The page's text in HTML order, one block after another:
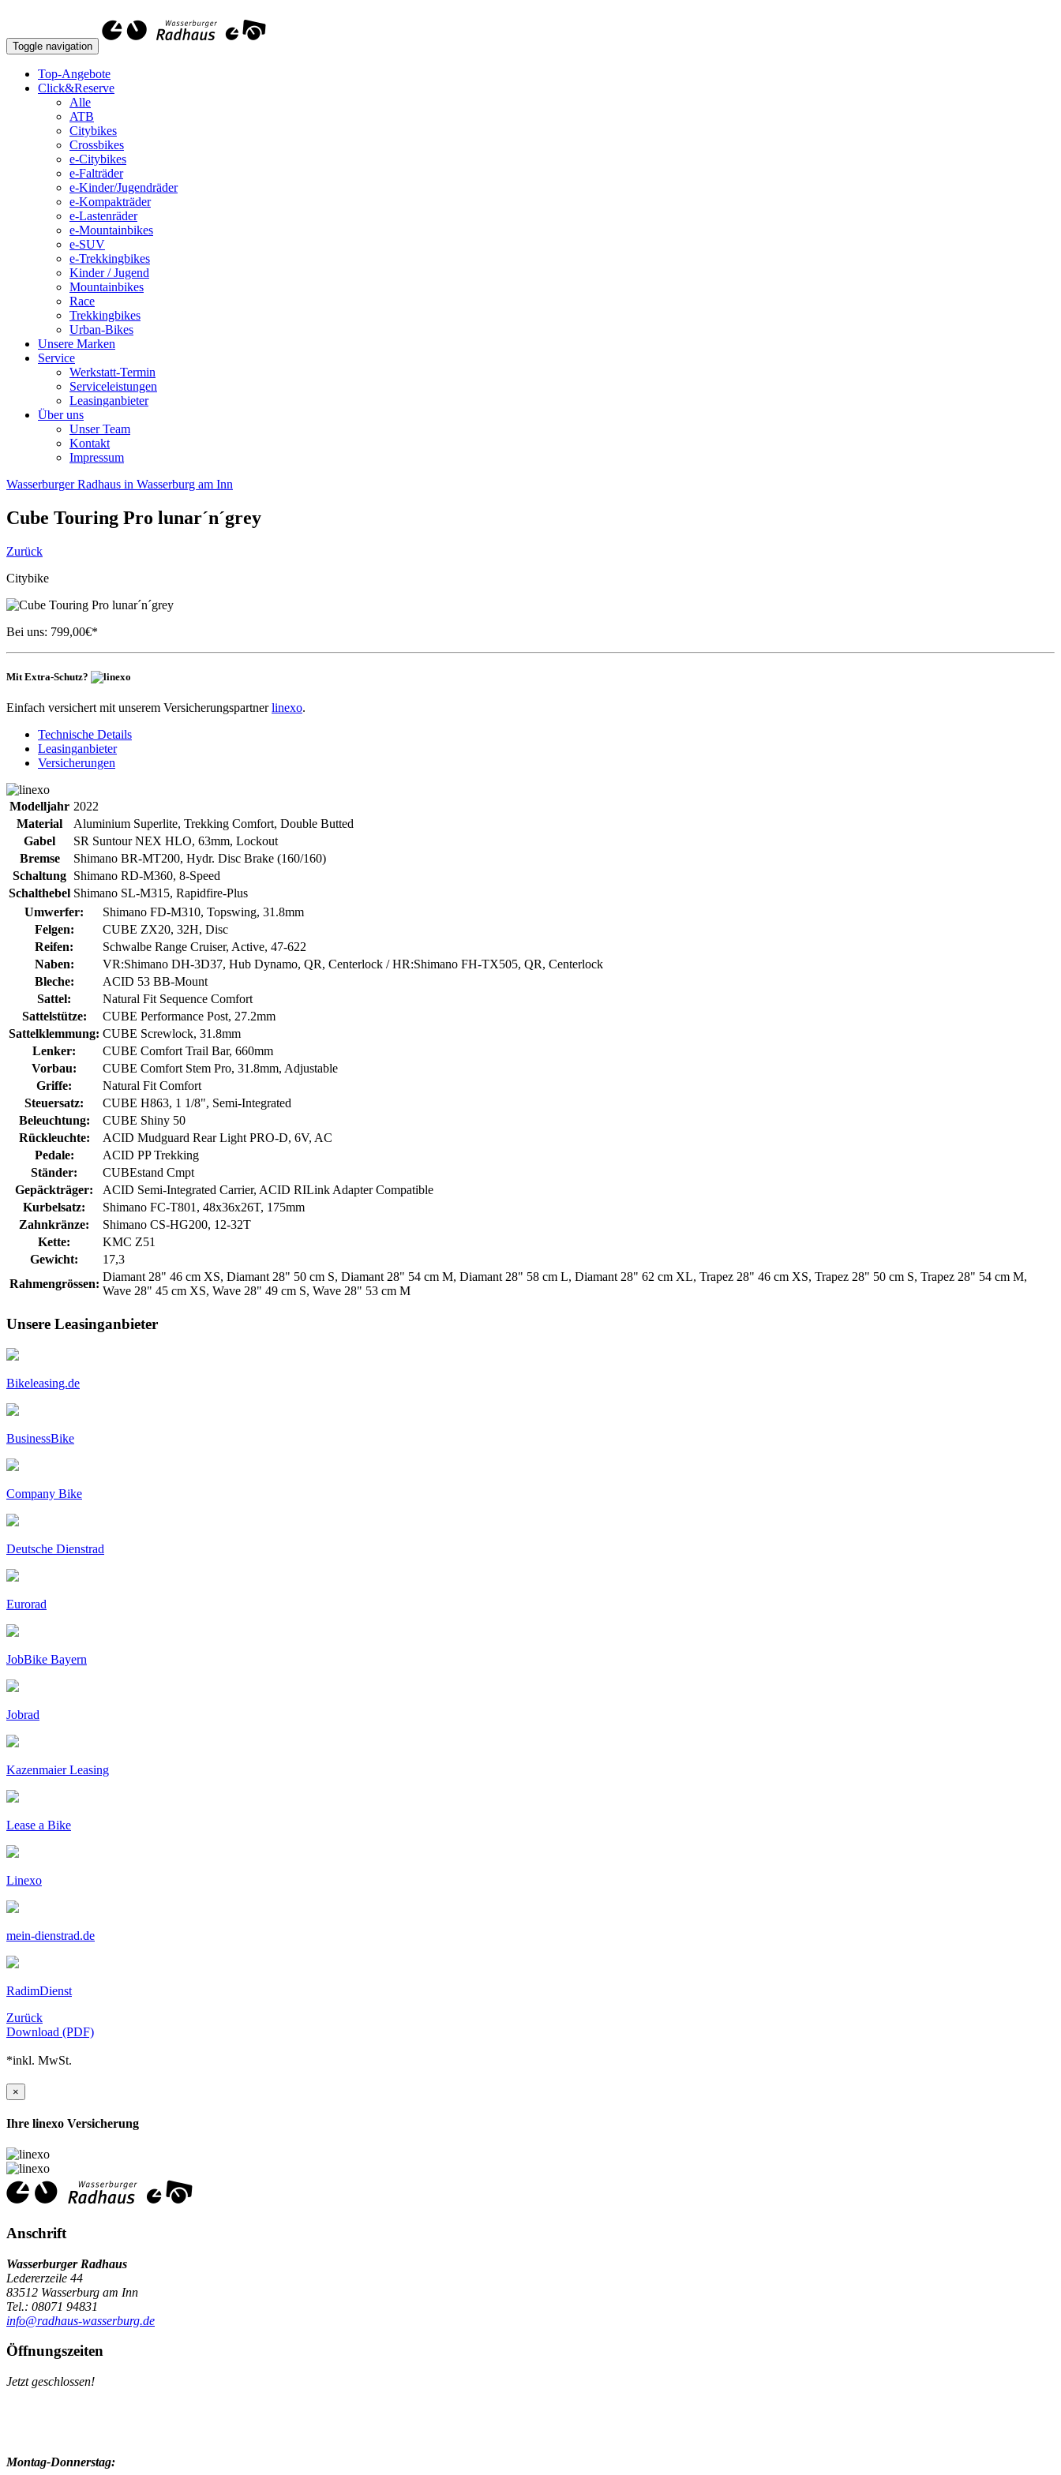
Toggle navigation
Top-Angebote
Click&Reserve
Alle
ATB
Citybikes
Crossbikes
e-Citybikes
e-Falträder
e-Kinder/Jugendräder
e-Kompakträder
e-Lastenräder
e-Mountainbikes
e-SUV
e-Trekkingbikes
Kinder / Jugend
Mountainbikes
Race
Trekkingbikes
Urban-Bikes
Unsere Marken
Service
Werkstatt-Termin
Serviceleistungen
Leasinganbieter
Über uns
Unser Team
Kontakt
Impressum
Wasserburger Radhaus in Wasserburg am Inn
Cube Touring Pro lunar´n´grey
Zurück
Citybike
Bei uns: 799,00€*
Mit Extra-Schutz?
Einfach versichert mit unserem Versicherungspartnerlinexo.
Technische Details
Leasinganbieter
Versicherungen
Modelljahr 2022
Material
Aluminium Superlite, Trekking Comfort, Double Butted
Gabel
SR Suntour NEX HLO, 63mm, Lockout
Bremse
Shimano BR-MT200, Hydr. Disc Brake (160/160)
Schaltung Shimano RD-M360, 8-Speed
Schalthebel Shimano SL-M315, Rapidfire-Plus
Umwerfer:
Shimano FD-M310, Topswing, 31.8mm
Felgen:
CUBE ZX20, 32H, Disc
Reifen:
Schwalbe Range Cruiser, Active, 47-622
Naben:
VR:Shimano DH-3D37, Hub Dynamo, QR, Centerlock / HR:Shimano FH-TX505, QR, Centerlock
Bleche:
ACID 53 BB-Mount
Sattel:
Natural Fit Sequence Comfort
Sattelstütze:
CUBE Performance Post, 27.2mm
Sattelklemmung: CUBE Screwlock, 31.8mm
Lenker:
CUBE Comfort Trail Bar, 660mm
Vorbau:
CUBE Comfort Stem Pro, 31.8mm, Adjustable
Griffe:
Natural Fit Comfort
Steuersatz:
CUBE H863, 1 1/8", Semi-Integrated
Beleuchtung:
CUBE Shiny 50
Rückleuchte:
ACID Mudguard Rear Light PRO-D, 6V, AC
Pedale:
ACID PP Trekking
Ständer:
CUBEstand Cmpt
Gepäckträger:
ACID Semi-Integrated Carrier, ACID RILink Adapter Compatible
Kurbelsatz:
Shimano FC-T801, 48x36x26T, 175mm
Zahnkränze:
Shimano CS-HG200, 12-32T
Kette:
KMC Z51
Gewicht:
17,3
Rahmengrössen:
Diamant 28" 46 cm XS, Diamant 28" 50 cm S, Diamant 28" 54 cm M, Diamant 28" 58 cm L, Diamant 28" 62 cm XL, Trapez 28" 46 cm XS, Trapez 28" 50 cm S, Trapez 28" 54 cm M,
Wave 28" 45 cm XS, Wave 28" 49 cm S, Wave 28" 53 cm M
Unsere Leasinganbieter
Bikeleasing.de
BusinessBike
Company Bike
Deutsche Dienstrad
Eurorad
JobBike Bayern
Jobrad
Kazenmaier Leasing
Lease a Bike
Linexo
mein-dienstrad.de
RadimDienst
Zurück
Download (PDF)
*inkl. MwSt.
×
Ihre linexo Versicherung
Anschrift
Wasserburger Radhaus
Ledererzeile 44
83512 Wasserburg am Inn
Tel.: 08071 94831
info@radhaus-wasserburg.de
Öffnungszeiten
Jetzt geschlossen!
Montag-Donnerstag: